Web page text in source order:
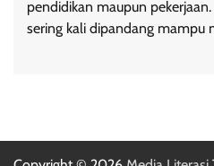
pendidikan maupun
sering kali dipandang mampu